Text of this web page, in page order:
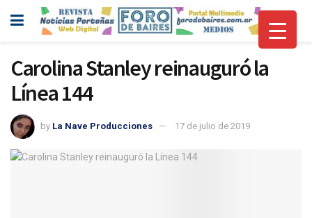
Carolina Stanley reinauguró la
Línea 144
by La Nave Producciones 17 de julio de 2019